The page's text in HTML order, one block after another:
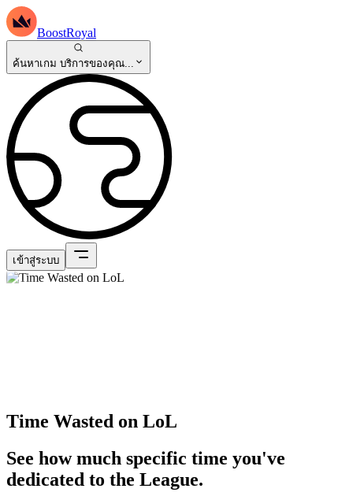
BoostRoyal
ค้นหาเกม บริการของคุณ...
เข้าสู่ระบบ
Time Wasted on LoL
See how much specific time you've
dedicated to the League.